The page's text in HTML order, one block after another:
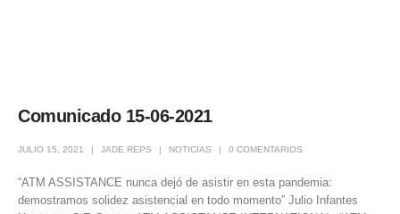
Comunicado 15-06-2021
JULIO 15, 2021 JADE REPS NOTICIAS 0 COMENTARIOS
“ATM ASSISTANCE nunca dejó de asistir en esta pandemia:
demostramos solidez asistencial en todo momento” Julio Infantes